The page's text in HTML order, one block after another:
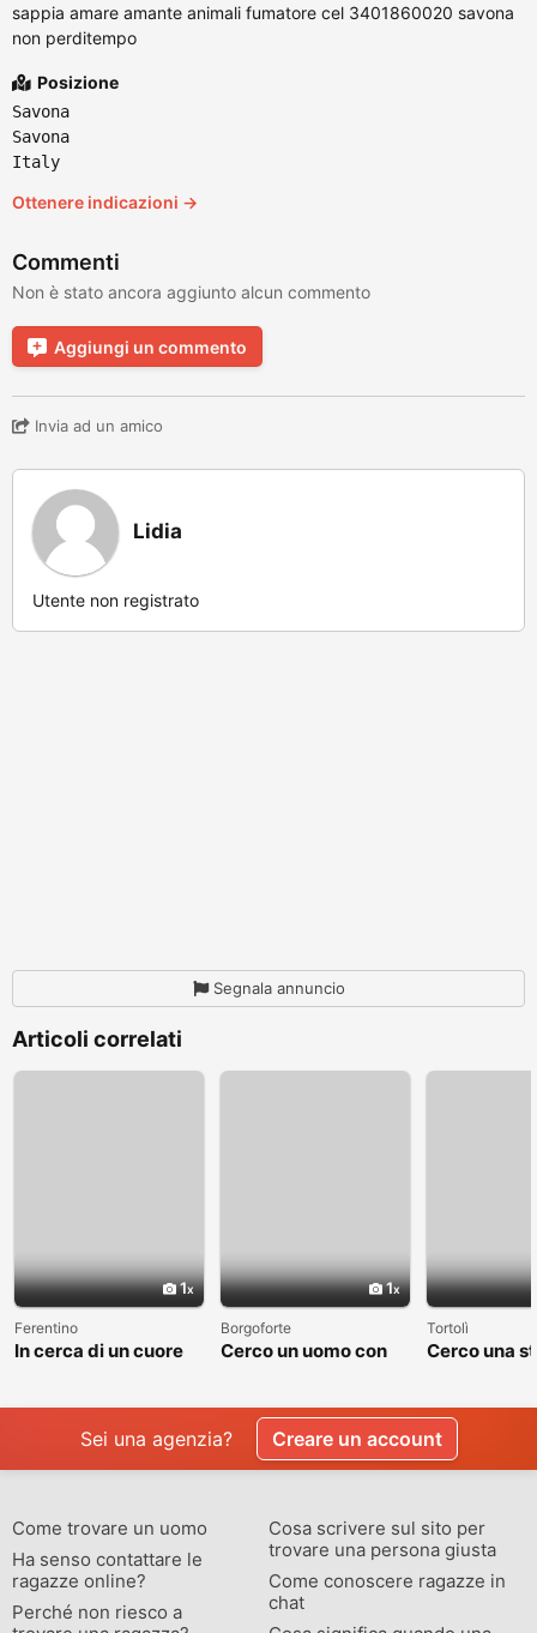
sappia amare amante animali fumatore cel 3401860020 savona
non perditempo
Posizione
Savona
Savona
Italy
Ottenere indicazioni →
Commenti
Non è stato ancora aggiunto alcun commento
Aggiungi un commento
Invia ad un amico
Lidia
Utente non registrato
Segnala annuncio
Articoli correlati
1
Ferentino
In cerca di un cuore
1
Borgoforte
Cerco un uomo con
Tortolì
Cerco una
Sei una agenzia? Creare un account
Come trovare un uomo
Ha senso contattare le
ragazze online?
Perché non riesco a
Cosa scrivere sul sito per
trovare una persona giusta
Come conoscere ragazze in
chat